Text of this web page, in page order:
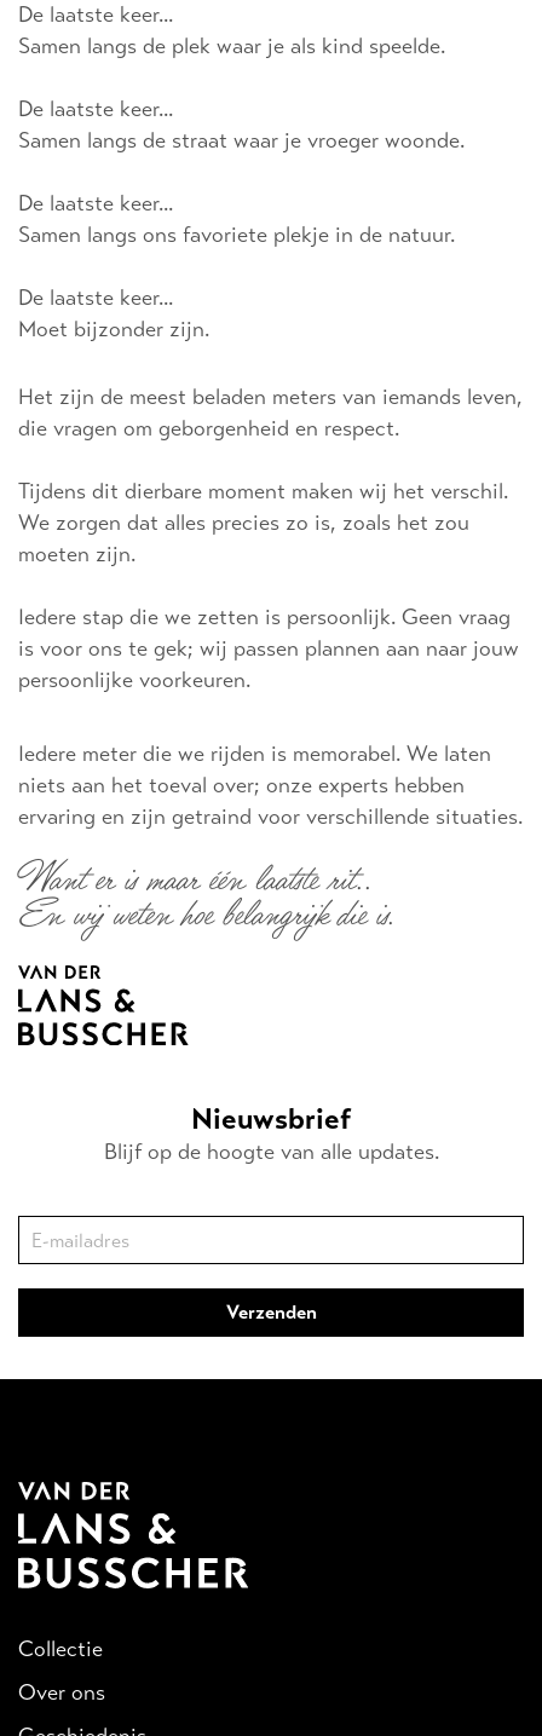
De laatste keer...
Samen langs de plek waar je als kind speelde.
De laatste keer...
Samen langs de straat waar je vroeger woonde.
De laatste keer...
Samen langs ons favoriete plekje in de natuur.
De laatste keer...
Moet bijzonder zijn.
Het zijn de meest beladen meters van iemands leven,
die vragen om geborgenheid en respect.
Tijdens dit dierbare moment maken wij het verschil.
We zorgen dat alles precies zo is, zoals het zou
moeten zijn.
Iedere stap die we zetten is persoonlijk. Geen vraag
is voor ons te gek; wij passen plannen aan naar jouw
persoonlijke voorkeuren.
Iedere meter die we rijden is memorabel. We laten
niets aan het toeval over; onze experts hebben
ervaring en zijn getraind voor verschillende situaties.
Want er is maar één laatste rit..
En wij weten hoe belangrijk die is.
Nieuwsbrief
Blijf op de hoogte van alle updates.
Collectie
Over ons